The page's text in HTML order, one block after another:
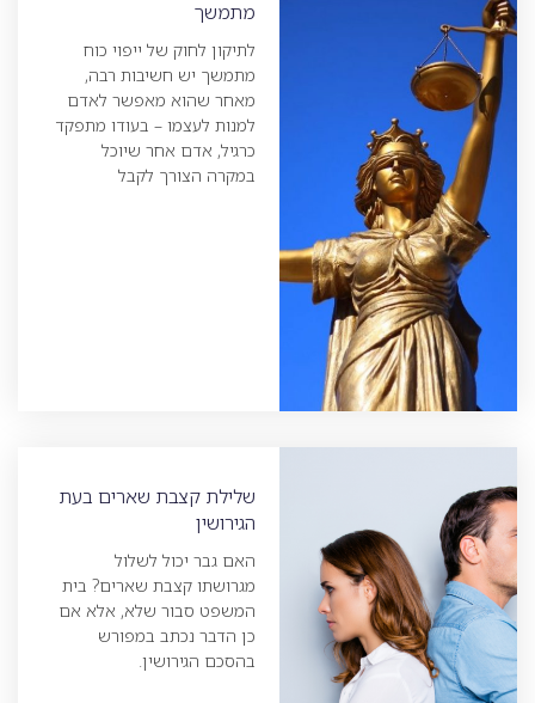
מתמשך
לתיקון לחוק של ייפוי כוח
מתמשך יש חשיבות רבה,
מאחר שהוא מאפשר לאדם
למנות לעצמו – בעודו מתפקד
כרגיל, אדם אחר שיוכל
במקרה הצורך לקבל
שלילת קצבת שארים בעת
הגירושין
האם גבר יכול לשלול
מגרושתו קצבת שארים? בית
המשפט סבור שלא, אלא אם
כן הדבר נכתב במפורש
בהסכם הגירושין.